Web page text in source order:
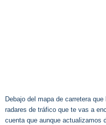
Debajo del mapa de carretera
radares de tráfico que te vas a
cuenta que aunque actualizamos